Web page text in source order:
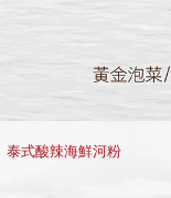
泰式酸辣海鮮河粉